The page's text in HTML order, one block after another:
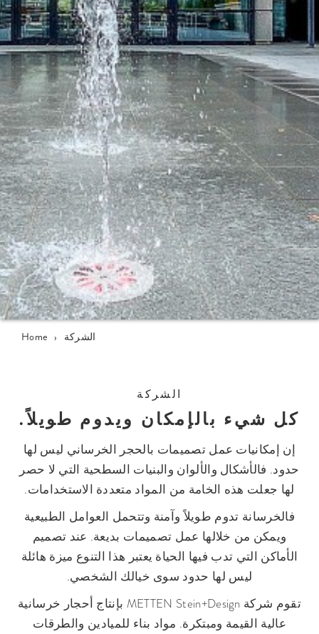
Home › الشركة
الشركة
كل شيء بالإمكان ويدوم طويلاً.
إن إمكانيات عمل تصميمات بالحجر الخرساني ليس لها
حدود. فالأشكال والألوان والبنيات السطحية التي لا حصر
لها جعلت هذه الخامة من المواد متعددة الاستخدامات.
فالخرسانة تدوم طويلاً وآمنة وتتحمل العوامل الطبيعية
ويمكن من خلالها عمل تصميمات بديعة. عند تصميم
الأماكن التي تدب فيها الحياة يعتبر هذا التنوع ميزة هائلة
ليس لها حدود سوى خيالك الشخصي.
تقوم شركة METTEN Stein+Design بإنتاج أحجار خرسانية
عالية القيمة ومبتكرة. مواد بناء للميادين والطرقات